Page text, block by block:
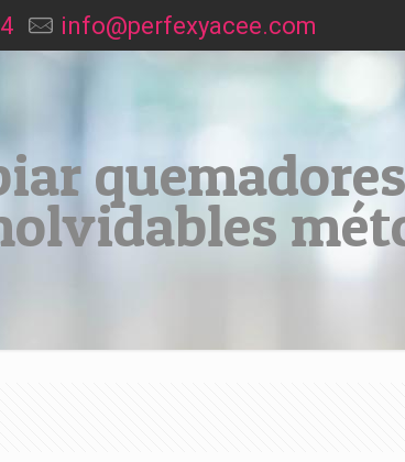
info@perfexyacee.com
quemadores